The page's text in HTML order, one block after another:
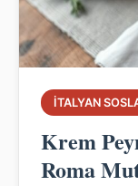
İTALYAN
Krem
Roma